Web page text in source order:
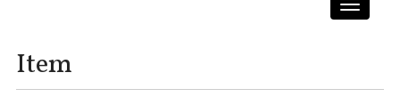
Toggle
Item